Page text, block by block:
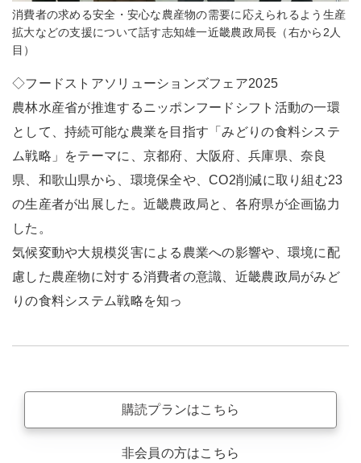
消費者の求める安全・安心な農産物の需要に応えられるよう生産
拡大などの支援について話す志知雄一近畿農政局長（右から2人
目）
◇フードストアソリューションズフェア2025
農林水産省が推進するニッポンフードシフト活動の一環
として、持続可能な農業を目指す「みどりの食料システ
ム戦略」をテーマに、京都府、大阪府、兵庫県、奈良
県、和歌山県から、環境保全や、CO2削減に取り組む23
の生産者が出展した。近畿農政局と、各府県が企画協力
した。
気候変動や大規模災害による農業への影響や、環境に配
慮した農産物に対する消費者の意識、近畿農政局がみど
りの食料システム戦略を知っ
購読プランはこちら
非会員の方はこちら